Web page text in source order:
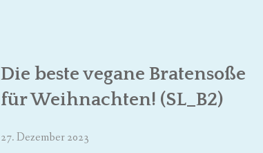
Die beste vegane Bratensoße
für Weihnachten! (SL_B2)
27. Dezember 2023